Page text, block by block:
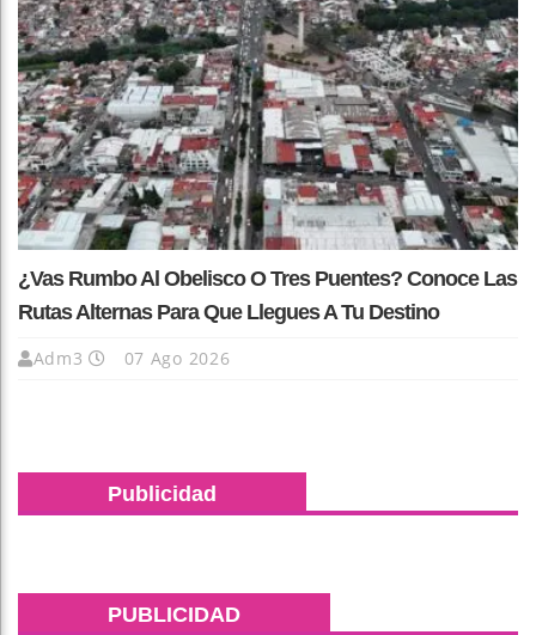
¿Vas Rumbo Al Obelisco O Tres Puentes? Conoce Las
Rutas Alternas Para Que Llegues A Tu Destino
Adm3 07 Ago 2026
Publicidad
PUBLICIDAD